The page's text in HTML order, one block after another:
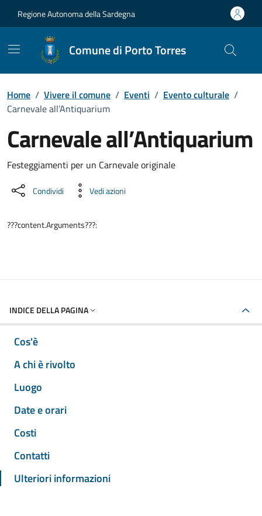
Regione Autonoma della Sardegna
Comune di Porto Torres
Home / Vivere il comune / Eventi / Evento culturale /
Carnevale all’Antiquarium
Carnevale all’Antiquarium
Dettaglio dell'evento
Festeggiamenti per un Carnevale originale
Condividi Vedi azioni
???content.Arguments???:
INDICE DELLA PAGINA
Cos'è
A chi è rivolto
Luogo
Date e orari
Costi
Contatti
Ulteriori informazioni